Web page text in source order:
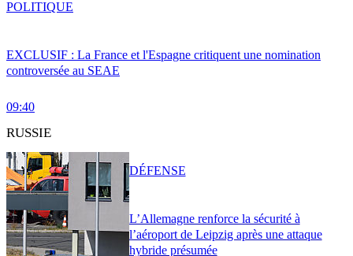
EXCLUSIF : La France et l'Espagne critiquent une nomination
controversée au SEAE
09:40
POLITIQUE
RUSSIE
L’Allemagne renforce la sécurité à
l’aéroport de Leipzig après une attaque
hybride présumée
DÉFENSE